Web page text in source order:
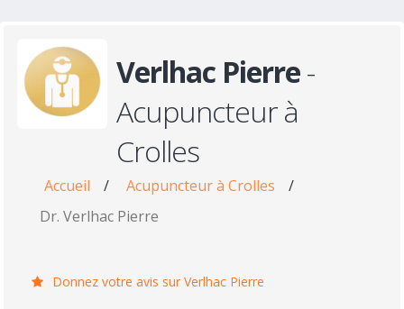
Verlhac Pierre-
Acupuncteur à
Crolles
Accueil / Acupuncteur à Crolles
/
Dr. Verlhac Pierre
Donnez votre avis sur Verlhac Pierre